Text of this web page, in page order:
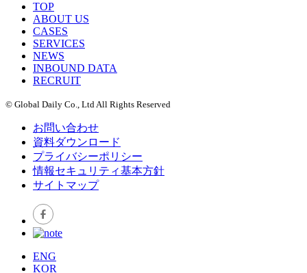
TOP
ABOUT US
CASES
SERVICES
NEWS
INBOUND DATA
RECRUIT
© Global Daily Co., Ltd All Rights Reserved
お問い合わせ
資料ダウンロード
プライバシーポリシー
情報セキュリティ基本方針
サイトマップ
ENG
KOR